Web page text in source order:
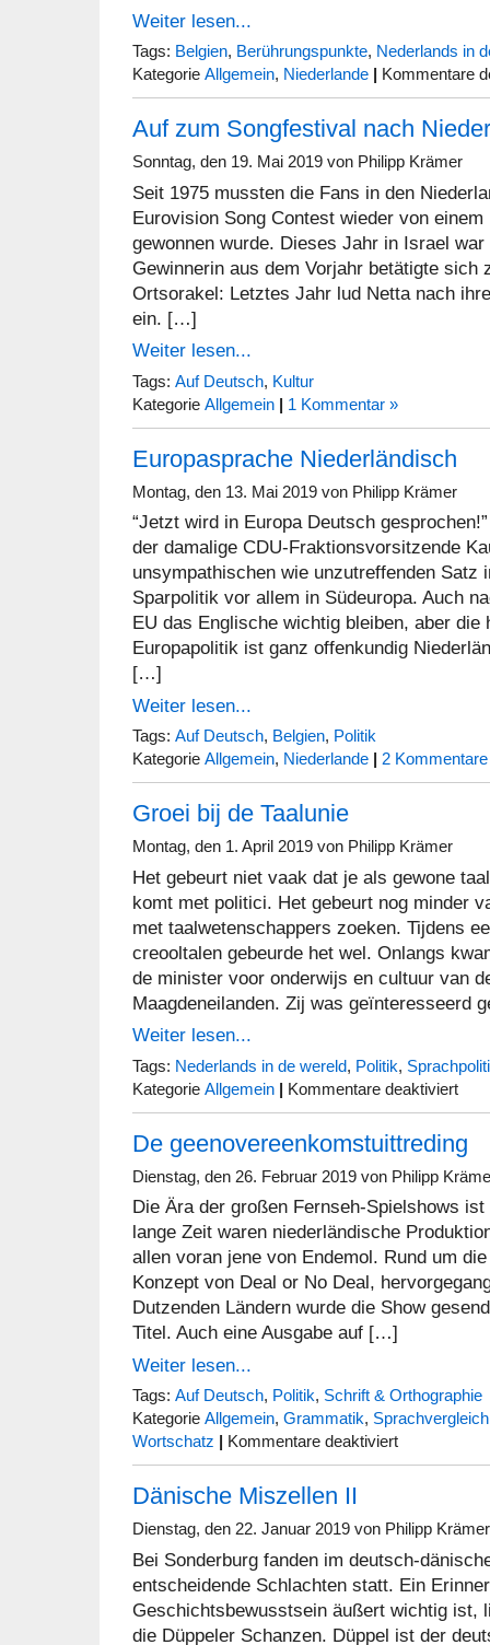
Weiter lesen...
Tags: Belgien, Berührungspunkte, Nederlands in
Kategorie Allgemein, Niederlande Kommentare
Auf zum Songfestival nach
Sonntag, den 19. Mai 2019 von Philipp Krämer
Seit 1975 mussten die Fans in den
Eurovision Song Contest wieder von
gewonnen wurde. Dieses Jahr in Israel
Gewinnerin aus dem Vorjahr betätigte sich
Ortsorakel: Letztes Jahr lud Netta nach
ein. […]
Weiter lesen...
Tags: Auf Deutsch, Kultur
Kategorie Allgemein | 1 Kommentar »
Europasprache Niederländisch
Montag, den 13. Mai 2019 von Philipp Krämer
“Jetzt wird in Europa Deutsch
der damalige CDU-Fraktionsvorsitzende
unsympathischen wie unzutreffenden Satz
Sparpolitik vor allem in Südeuropa. Auch
EU das Englische wichtig bleiben, aber die
Europapolitik ist ganz offenkundig
[…]
Weiter lesen...
Tags: Auf Deutsch, Belgien, Politik
Kategorie Allgemein, Niederlande 2
Groei bij de Taalunie
Montag, den 1. April 2019 von Philipp Krämer
Het gebeurt niet vaak dat je als gewone
komt met politici. Het gebeurt nog minder
met taalwetenschappers zoeken. Tijdens
creooltalen gebeurde het wel. Onlangs
de minister voor onderwijs en cultuur van
Maagdeneilanden. Zij was geïnteresseerd
Weiter lesen...
Tags: Nederlands in de wereld, Politik,
Kategorie Allgemein Kommentare deaktiviertfür
de
De geenovereenkomstuittreding
Dienstag, den 26. Februar 2019 von Philipp
Die Ära der großen Fernseh-Spielshows
lange Zeit waren niederländische
allen voran jene von Endemol. Rund um
Konzept von Deal or No Deal,
Dutzenden Ländern wurde die Show
Titel. Auch eine Ausgabe auf […]
Weiter lesen...
Tags: Auf Deutsch, Politik, Schrift & Orthographie
Kategorie Allgemein, Grammatik, Sprachvergleich
Wortschatz
Kommentare deaktiviertfür
Dänische Miszellen II
Dienstag, den 22. Januar 2019 von Philipp Krämer
Bei Sonderburg fanden im deutsch-
entscheidende Schlachten statt. Ein
Geschichtsbewusstsein äußert wichtig ist,
die Düppeler Schanzen. Düppel ist der